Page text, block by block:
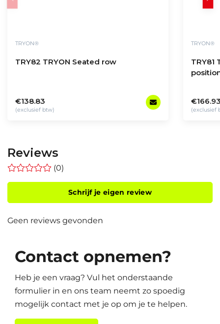
TRYON®
TRY82 TRYON Seated row
€138.83
(exclusief btw)
TRYON®
TRY81
(exclusief
Reviews
(0)
Schrijf je eigen review
Geen reviews gevonden
Contact opnemen?
Heb je een vraag? Vul het onderstaande
formulier in en ons team neemt zo spoedig
mogelijk contact met je op om je te helpen.